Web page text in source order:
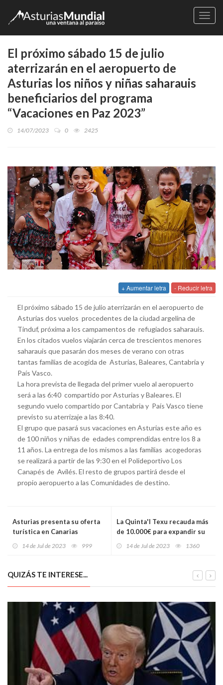
El próximo sábado 15 de julio
aterrizarán en el aeropuerto de
Asturias los niños y niñas saharauis
beneficiarios del programa
“Vacaciones en Paz 2023”
14/07/2023 0 2425
+ Aumentar letra - Reducir letra
El próximo sábado 15 de julio aterrizarán en el aeropuerto de
Asturias dos vuelos procedentes de la ciudad argelina de
Tinduf, próxima a los campamentos de refugiados saharauis.
En los citados vuelos viajarán cerca de trescientos menores
saharauis que pasarán dos meses de verano con otras
tantas familias de acogida de Asturias, Baleares, Cantabria y
País Vasco.
La hora prevista de llegada del primer vuelo al aeropuerto
será a las 6:40 compartido por Asturias y Baleares. El
segundo vuelo compartido por Cantabria y País Vasco tiene
previsto su aterrizaje a las 8:40.
El grupo que pasará sus vacaciones en Asturias este año es
de 100 niños y niñas de edades comprendidas entre los 8 a
11 años. La entrega de los mismos a las familias acogedoras
se realizará a partir de las 9:30 en el Polideportivo Los
Canapés de Avilés. El resto de grupos partirá desde el
propio aeropuerto a las Comunidades de destino.
Asturias presenta su oferta
turística en Canarias
14 de Jul de 2023 999
La Quinta'l Texu recauda más
de 10.000€ para expandir su
14 de Jul de 2023 1360
QUIZÁS TE INTERESE...